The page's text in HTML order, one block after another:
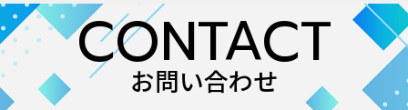
CONTACT
お問い合わせ